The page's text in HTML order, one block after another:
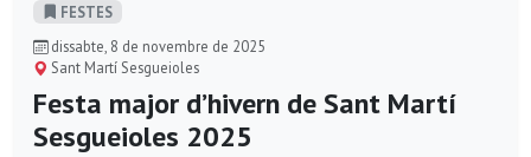
FESTES
dissabte, 8 de novembre de 2025
Sant Martí Sesgueioles
Festa major d’hivern de Sant Martí
Sesgueioles 2025